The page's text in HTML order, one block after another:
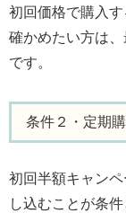
初回価格で購入
確かめたい方は
です。
条件２・定期
初回半額キャン
し込むことが条